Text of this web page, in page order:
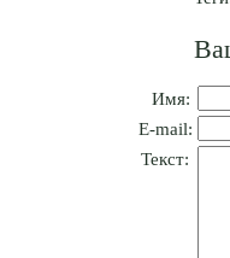
Имя:
E-mail:
Текст: